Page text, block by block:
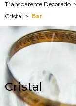
Transparente Decorado
Cristal
Bar
Cristal